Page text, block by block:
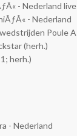
- Nederland live
- Nederland
Poule A
(herh.)
herh.)
- Nederland